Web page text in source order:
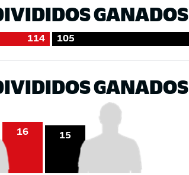
GANADOS
114 105
GANADOS
16 15